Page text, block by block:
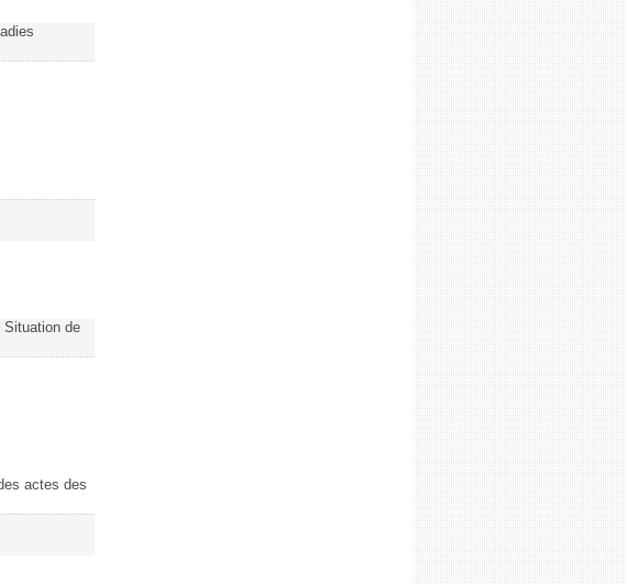
Situation de
actes des